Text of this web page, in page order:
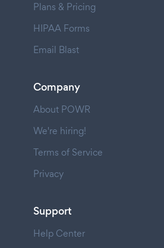
Plans & Pricing
HIPAA Forms
Email Blast
Company
About POWR
We're hiring!
Terms of Service
Privacy
Support
Help Center